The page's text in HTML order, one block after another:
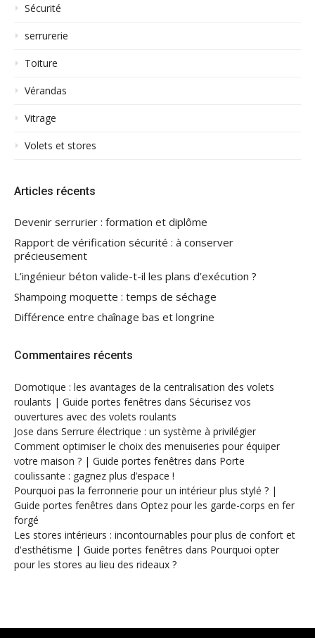
Sécurité
serrurerie
Toiture
Vérandas
Vitrage
Volets et stores
Articles récents
Devenir serrurier : formation et diplôme
Rapport de vérification sécurité : à conserver
précieusement
L’ingénieur béton valide-t-il les plans d’exécution ?
Shampoing moquette : temps de séchage
Différence entre chaînage bas et longrine
Commentaires récents
Domotique : les avantages de la centralisation des volets
roulants | Guide portes fenêtres dans Sécurisez vos
ouvertures avec des volets roulants
Jose dans Serrure électrique : un système à privilégier
Comment optimiser le choix des menuiseries pour équiper
votre maison ? | Guide portes fenêtres dans Porte
coulissante : gagnez plus d’espace !
Pourquoi pas la ferronnerie pour un intérieur plus stylé ? |
Guide portes fenêtres dans Optez pour les garde-corps en fer
forgé
Les stores intérieurs : incontournables pour plus de confort et
d'esthétisme | Guide portes fenêtres dans Pourquoi opter
pour les stores au lieu des rideaux ?